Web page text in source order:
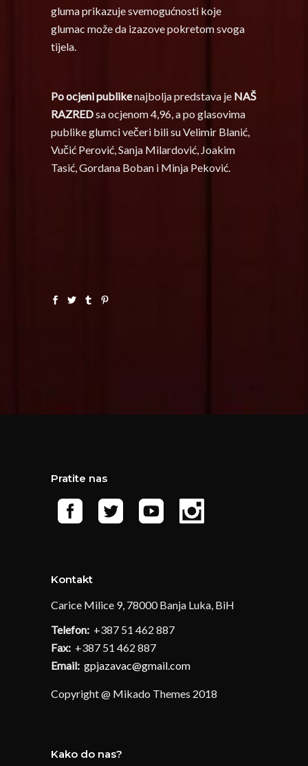
gluma prikazuje svemogućnosti koje
glumac može da izazove pokretom svoga
tijela.
Po ocjeni publikenajbolja predstava je NAŠ
RAZREDsa ocjenom 4,96, a po glasovima
publike glumci večeri bili su Velimir Blanić,
Vučić Perović, Sanja Milardović, Joakim
Tasić, Gordana Boban i Minja Peković.
Pratite nas
Kontakt
Carice Milice 9, 78000 Banja Luka, BiH
Telefon: +387 51 462 887
Fax: +387 51 462 887
Email: gpjazavac@gmail.com
Copyright @ Mikado Themes 2018
Kako do nas?